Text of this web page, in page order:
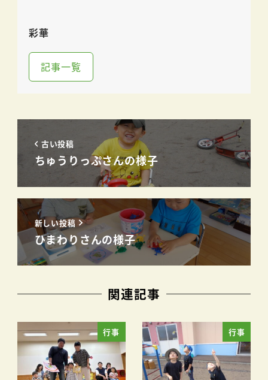
彩華
記事一覧
古い投稿
ちゅうりっぷさんの様子
新しい投稿
ひまわりさんの様子
関連記事
行事 行事